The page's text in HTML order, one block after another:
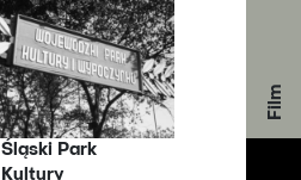
Śląski Park
Kultury
Film